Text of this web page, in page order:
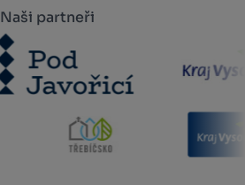
Naši partneři